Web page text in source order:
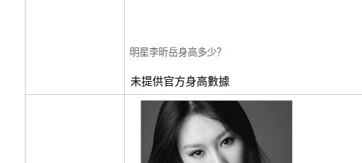
明星李昕岳身高多少？
未提供官方身高數據